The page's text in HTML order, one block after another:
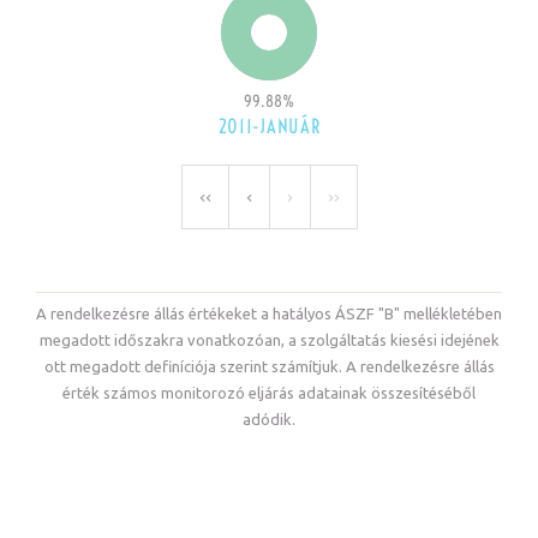
99.88%
2011-JANUÁR
<< < > >>
A rendelkezésre állás értékeket a hatályos ÁSZF "B" mellékletében
megadott időszakra vonatkozóan, a szolgáltatás kiesési idejének
ott megadott definíciója szerint számítjuk. A rendelkezésre állás
érték számos monitorozó eljárás adatainak összesítéséből
adódik.